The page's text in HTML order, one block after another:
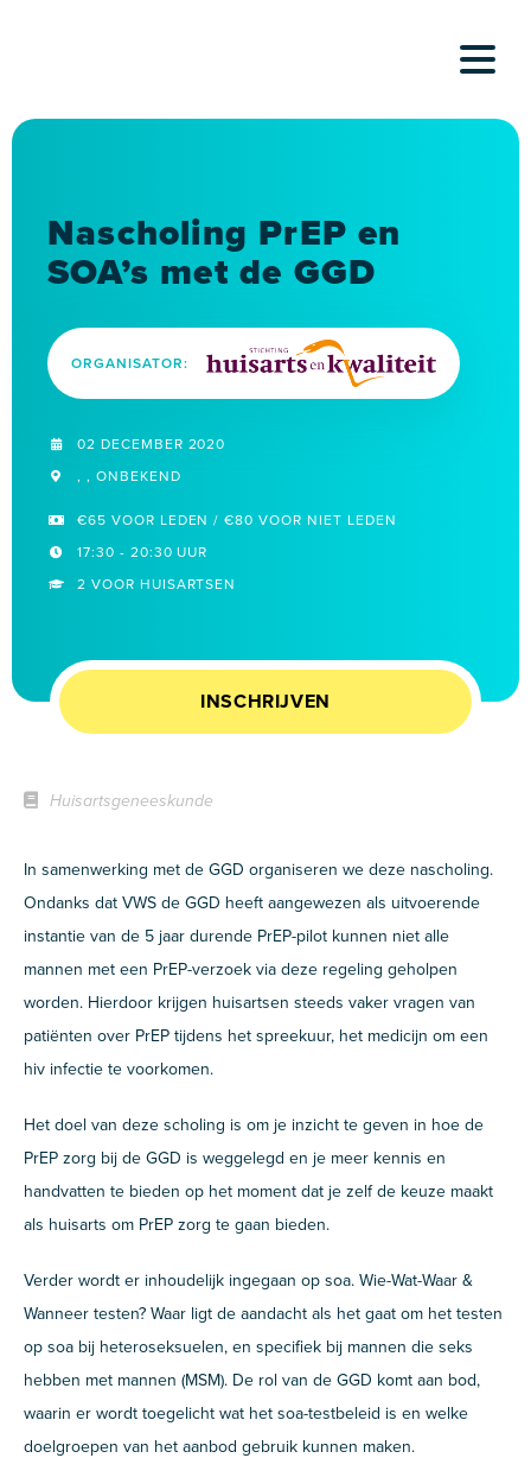
Nascholing PrEP en
SOA’s met de GGD
ORGANISATOR:
02 DECEMBER 2020
, , ONBEKEND
€65 VOOR LEDEN / €80 VOOR NIET LEDEN
17:30 - 20:30 UUR
2 VOOR HUISARTSEN
INSCHRIJVEN
Huisartsgeneeskunde
In samenwerking met de GGD organiseren we deze nascholing.
Ondanks dat VWS de GGD heeft aangewezen als uitvoerende
instantie van de 5 jaar durende PrEP-pilot kunnen niet alle
mannen met een PrEP-verzoek via deze regeling geholpen
worden. Hierdoor krijgen huisartsen steeds vaker vragen van
patiënten over PrEP tijdens het spreekuur, het medicijn om een
hiv infectie te voorkomen.
Het doel van deze scholing is om je inzicht te geven in hoe de
PrEP zorg bij de GGD is weggelegd en je meer kennis en
handvatten te bieden op het moment dat je zelf de keuze maakt
als huisarts om PrEP zorg te gaan bieden.
Verder wordt er inhoudelijk ingegaan op soa. Wie-Wat-Waar &
Wanneer testen? Waar ligt de aandacht als het gaat om het testen
op soa bij heteroseksuelen, en specifiek bij mannen die seks
hebben met mannen (MSM). De rol van de GGD komt aan bod,
waarin er wordt toegelicht wat het soa-testbeleid is en welke
doelgroepen van het aanbod gebruik kunnen maken.